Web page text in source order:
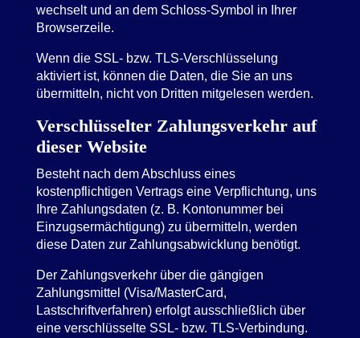
wechselt und an dem Schloss-Symbol in Ihrer
Browserzeile.
Wenn die SSL- bzw. TLS-Verschlüsselung
aktiviert ist, können die Daten, die Sie an uns
übermitteln, nicht von Dritten mitgelesen werden.
Verschlüsselter Zahlungsverkehr auf
dieser Website
Besteht nach dem Abschluss eines
kostenpflichtigen Vertrags eine Verpflichtung, uns
Ihre Zahlungsdaten (z. B. Kontonummer bei
Einzugsermächtigung) zu übermitteln, werden
diese Daten zur Zahlungsabwicklung benötigt.
Der Zahlungsverkehr über die gängigen
Zahlungsmittel (Visa/MasterCard,
Lastschriftverfahren) erfolgt ausschließlich über
eine verschlüsselte SSL- bzw. TLS-Verbindung.